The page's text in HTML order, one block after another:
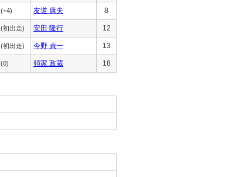
(+4) 友道 康夫 8
(初出走) 安田 隆行 12
(初出走) 今野 貞一 13
(0) 領家 政蔵 18